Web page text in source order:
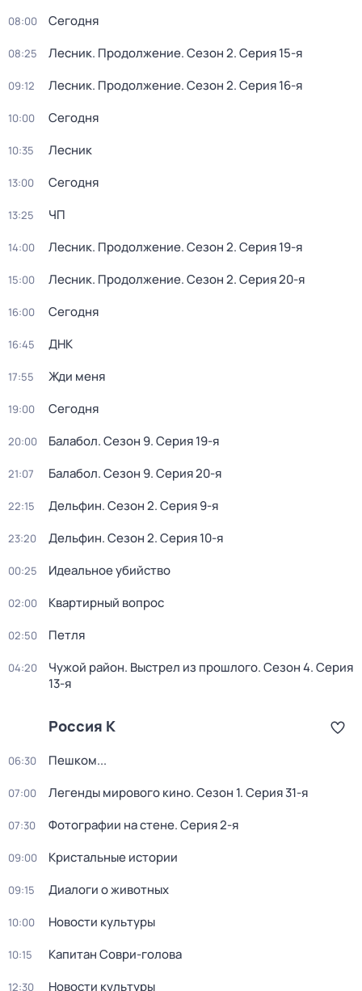
08:00 Сегодня
08:25 Лесник. Продолжение. Сезон 2. Серия 15-я
09:12 Лесник. Продолжение. Сезон 2. Серия 16-я
10:00 Сегодня
10:35 Лесник
13:00 Сегодня
13:25 ЧП
14:00 Лесник. Продолжение. Сезон 2. Серия 19-я
15:00 Лесник. Продолжение. Сезон 2. Серия 20-я
16:00 Сегодня
16:45 ДНК
17:55 Жди меня
19:00 Сегодня
20:00 Балабол. Сезон 9. Серия 19-я
21:07 Балабол. Сезон 9. Серия 20-я
22:15 Дельфин. Сезон 2. Серия 9-я
23:20 Дельфин. Сезон 2. Серия 10-я
00:25 Идеальное убийство
02:00 Квартирный вопрос
02:50 Петля
04:20 Чужой район. Выстрел из прошлого. Сезон 4. Серия
13-я
Россия К
06:30 Пешком...
07:00 Легенды мирового кино. Сезон 1. Серия 31-я
07:30 Фотографии на стене. Серия 2-я
09:00 Кристальные истории
09:15 Диалоги о животных
10:00 Новости культуры
10:15 Капитан Соври-голова
12:30 Новости культуры